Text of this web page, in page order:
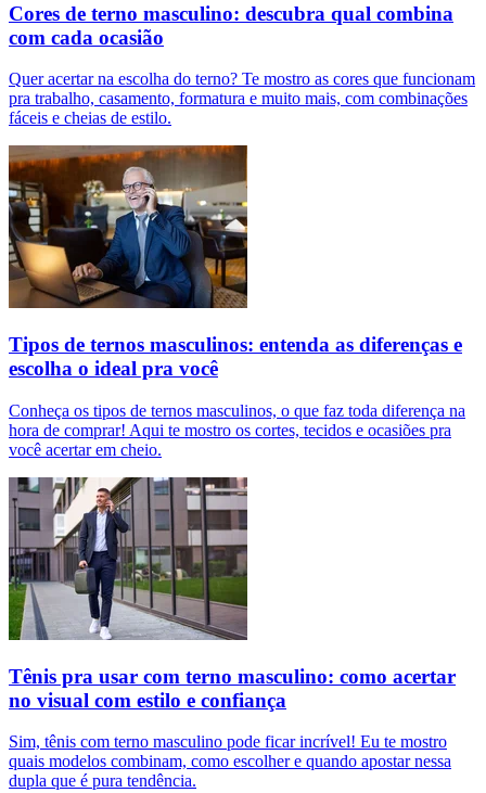
Cores de terno masculino: descubra qual combina
com cada ocasião
Quer acertar na escolha do terno? Te mostro as cores que funcionam
pra trabalho, casamento, formatura e muito mais, com combinações
fáceis e cheias de estilo.
Tipos de ternos masculinos: entenda as diferenças e
escolha o ideal pra você
Conheça os tipos de ternos masculinos, o que faz toda diferença na
hora de comprar! Aqui te mostro os cortes, tecidos e ocasiões pra
você acertar em cheio.
Tênis pra usar com terno masculino: como acertar
no visual com estilo e confiança
Sim, tênis com terno masculino pode ficar incrível! Eu te mostro
quais modelos combinam, como escolher e quando apostar nessa
dupla que é pura tendência.